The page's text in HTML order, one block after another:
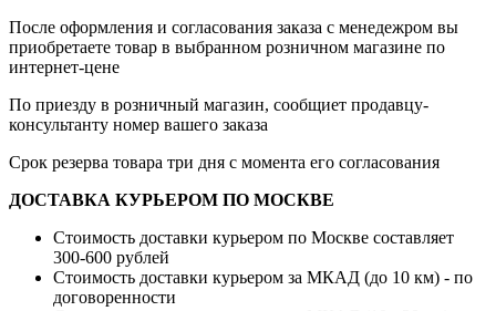
После оформления и согласования заказа с менедежром вы
приобретаете товар в выбранном розничном магазине по
интернет-цене
По приезду в розничный магазин, сообщиет продавцу-
консультанту номер вашего заказа
Срок резерва товара три дня с момента его согласования
ДОСТАВКА КУРЬЕРОМ ПО МОСКВЕ
Стоимость доставки курьером по Москве составляет
300-600 рублей
Стоимость доставки курьером за МКАД (до 10 км) - по
договоренности